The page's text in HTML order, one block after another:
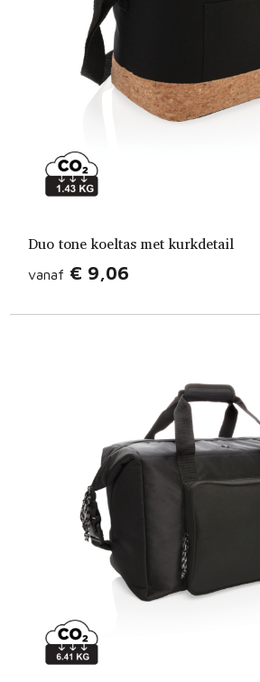
Duo tone koeltas met kurkdetail
vanaf € 9,06